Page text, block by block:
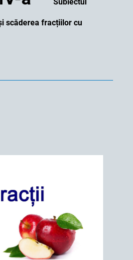
scăderea fracțiilor cu